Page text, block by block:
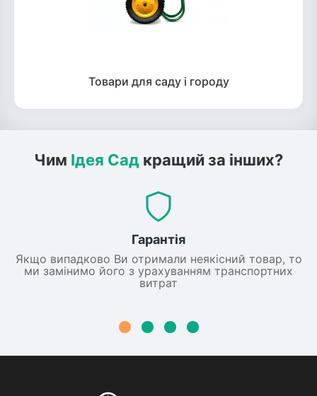
Товари для саду і городу
Чим Ідея Сад кращий за інших?
Гарантія
Якщо випадково Ви отримали неякісний товар, то
ми замінимо його з урахуванням транспортних
витрат